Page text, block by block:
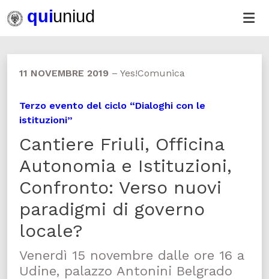
11 NOVEMBRE 2019 – Yes!Comunica
Terzo evento del ciclo “Dialoghi con le
istituzioni”
Cantiere Friuli, Officina
Autonomia e Istituzioni,
Confronto: Verso nuovi
paradigmi di governo
locale?
Venerdì 15 novembre dalle ore 16 a
Udine, palazzo Antonini Belgrado